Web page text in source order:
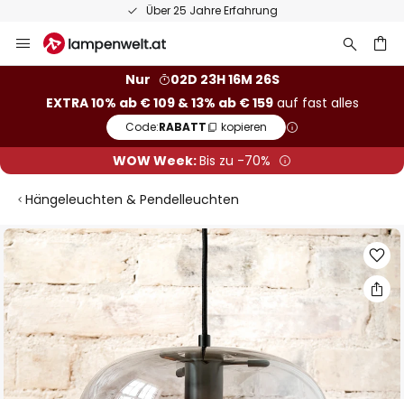
Über 25 Jahre Erfahrung
Inhalt
Nur
02D 23H 16M 25S
EXTRA 10% ab € 109 & 13% ab € 159auf fast alles
Code:RABATT kopieren
WOW Week:Bis zu -70%
Hängeleuchten & Pendelleuchten
Zum
Ende
der
Bildgalerie
springen